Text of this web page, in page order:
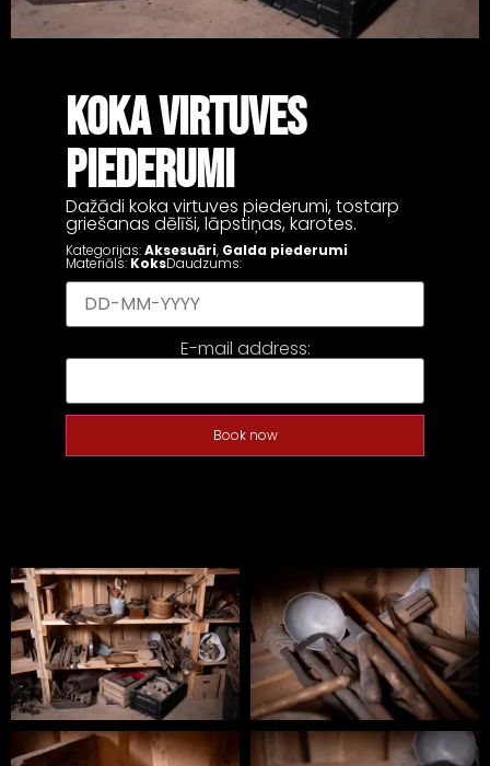
KOKA VIRTUVES
PIEDERUMI
Dažādi koka virtuves piederumi, tostarp
griešanas dēlīši, lāpstiņas, karotes.
Kategorijas:Aksesuāri, Galda piederumi
Materiāls: KoksDaudzums:
E-mail address:
Book now